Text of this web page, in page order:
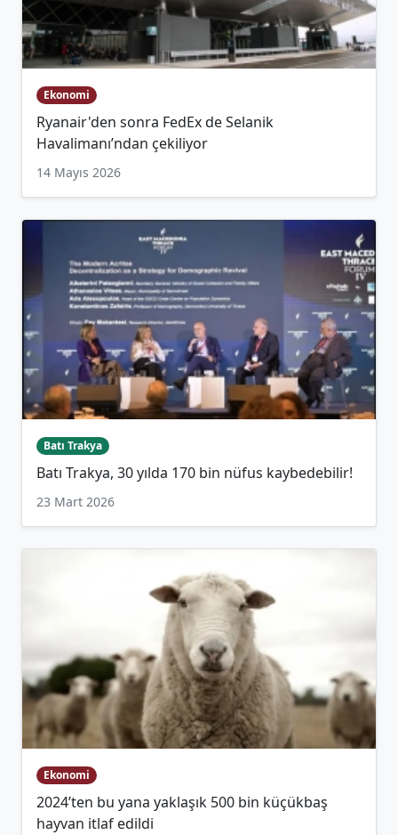
Ekonomi
Ryanair'den sonra FedEx de Selanik
Havalimanı’ndan çekiliyor
14 Mayıs 2026
Batı Trakya
Batı Trakya, 30 yılda 170 bin nüfus kaybedebilir!
23 Mart 2026
Ekonomi
2024’ten bu yana yaklaşık 500 bin küçükbaş
hayvan itlaf edildi